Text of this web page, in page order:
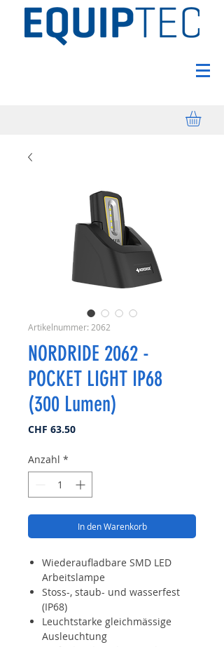
Artikelnummer: 2062
NORDRIDE 2062 -
POCKET LIGHT IP68
(300 Lumen)
CHF 63.50Preis
Anzahl *
In den Warenkorb
Wiederaufladbare SMD LED
Arbeitslampe
Stoss-, staub- und wasserfest
(IP68)
Leuchtstarke gleichmässige
Ausleuchtung